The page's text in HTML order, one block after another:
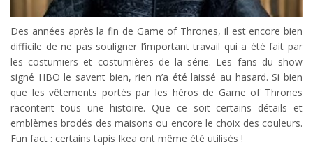
Des années après la fin de Game of Thrones, il est encore bien
difficile de ne pas souligner l’important travail qui a été fait par
les costumiers et costumières de la série. Les fans du show
signé HBO le savent bien, rien n’a été laissé au hasard. Si bien
que les vêtements portés par les héros de Game of Thrones
racontent tous une histoire. Que ce soit certains détails et
emblèmes brodés des maisons ou encore le choix des couleurs.
Fun fact : certains tapis Ikea ont même été utilisés !